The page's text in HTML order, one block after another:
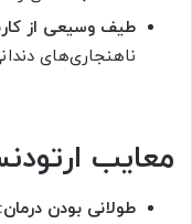
طیف وسیعی از
ناهنجاری‌های
معایب
طولانی بودن درمان: